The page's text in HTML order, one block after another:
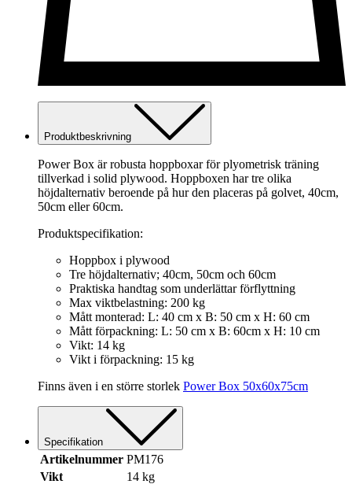
Produktbeskrivning
Power Box är robusta hoppboxar för plyometrisk träning
tillverkad i solid plywood. Hoppboxen har tre olika
höjdalternativ beroende på hur den placeras på golvet, 40cm,
50cm eller 60cm.
Produktspecifikation:
Hoppbox i plywood
Tre höjdalternativ; 40cm, 50cm och 60cm
Praktiska handtag som underlättar förflyttning
Max viktbelastning: 200 kg
Mått monterad: L: 40 cm x B: 50 cm x H: 60 cm
Mått förpackning: L: 50 cm x B: 60cm x H: 10 cm
Vikt: 14 kg
Vikt i förpackning: 15 kg
Finns även i en större storlek Power Box 50x60x75cm
Specifikation
Artikelnummer PM176
Vikt
14 kg